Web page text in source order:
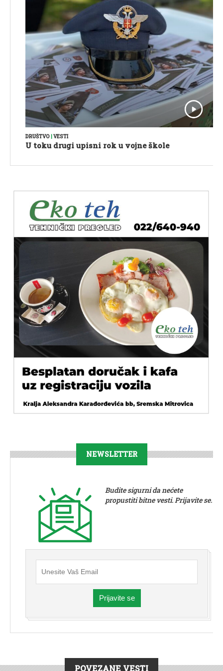
DRUŠTVO VESTI
U toku drugi upisni rok u vojne škole
NEWSLETTER
Budite sigurni da nećete
propustiti bitne vesti. Prijavite se.
Prijavite se
POVEZANE VESTI
SERVIS